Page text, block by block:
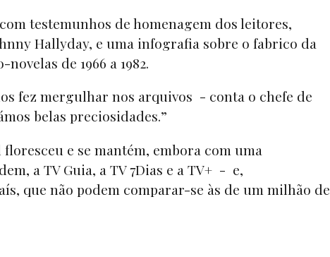
testemunhos de homenagem dos leitores,
Hallyday, e uma infografia sobre o fabrico da
de 1966 a 1982.
fez mergulhar nos arquivos - conta o chefe de
belas preciosidades.”
e se mantém, embora com uma
a TV Guia, a TV 7Dias e a TV+ - e,
que não podem comparar-se às de um milhão de